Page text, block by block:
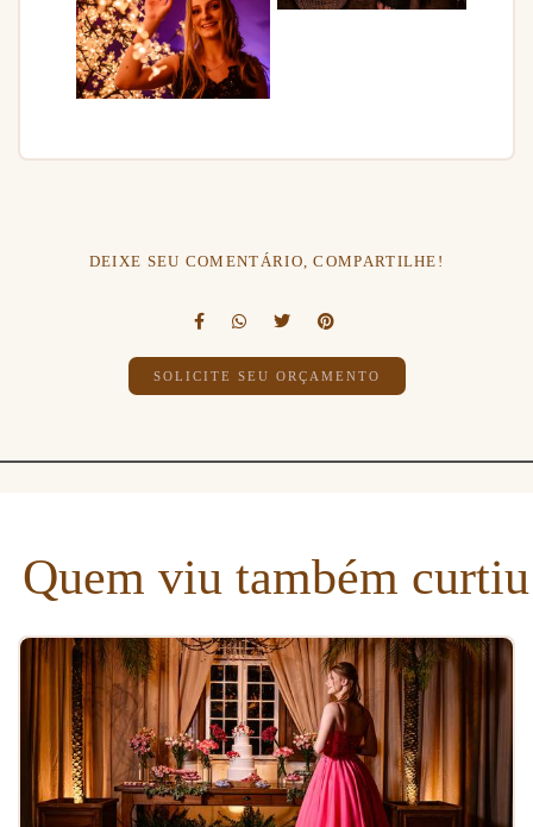
DEIXE SEU COMENTÁRIO, COMPARTILHE!
SOLICITE SEU ORÇAMENTO
Quem viu também curtiu